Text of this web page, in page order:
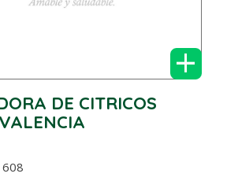
+
DE CITRICOS